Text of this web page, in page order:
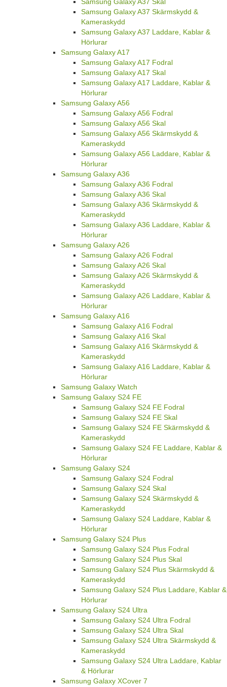
Samsung Galaxy A37 Skärmskydd &
Kameraskydd
Samsung Galaxy A37 Laddare, Kablar &
Hörlurar
Samsung Galaxy A17
Samsung Galaxy A17 Fodral
Samsung Galaxy A17 Skal
Samsung Galaxy A17 Laddare, Kablar &
Hörlurar
Samsung Galaxy A56
Samsung Galaxy A56 Fodral
Samsung Galaxy A56 Skal
Samsung Galaxy A56 Skärmskydd &
Kameraskydd
Samsung Galaxy A56 Laddare, Kablar &
Hörlurar
Samsung Galaxy A36
Samsung Galaxy A36 Fodral
Samsung Galaxy A36 Skal
Samsung Galaxy A36 Skärmskydd &
Kameraskydd
Samsung Galaxy A36 Laddare, Kablar &
Hörlurar
Samsung Galaxy A26
Samsung Galaxy A26 Fodral
Samsung Galaxy A26 Skal
Samsung Galaxy A26 Skärmskydd &
Kameraskydd
Samsung Galaxy A26 Laddare, Kablar &
Hörlurar
Samsung Galaxy A16
Samsung Galaxy A16 Fodral
Samsung Galaxy A16 Skal
Samsung Galaxy A16 Skärmskydd &
Kameraskydd
Samsung Galaxy A16 Laddare, Kablar &
Hörlurar
Samsung Galaxy Watch
Samsung Galaxy S24 FE
Samsung Galaxy S24 FE Fodral
Samsung Galaxy S24 FE Skal
Samsung Galaxy S24 FE Skärmskydd &
Kameraskydd
Samsung Galaxy S24 FE Laddare, Kablar &
Hörlurar
Samsung Galaxy S24
Samsung Galaxy S24 Fodral
Samsung Galaxy S24 Skal
Samsung Galaxy S24 Skärmskydd &
Kameraskydd
Samsung Galaxy S24 Laddare, Kablar &
Hörlurar
Samsung Galaxy S24 Plus
Samsung Galaxy S24 Plus Fodral
Samsung Galaxy S24 Plus Skal
Samsung Galaxy S24 Plus Skärmskydd &
Kameraskydd
Samsung Galaxy S24 Plus Laddare, Kablar &
Hörlurar
Samsung Galaxy S24 Ultra
Samsung Galaxy S24 Ultra Fodral
Samsung Galaxy S24 Ultra Skal
Samsung Galaxy S24 Ultra Skärmskydd &
Kameraskydd
Samsung Galaxy S24 Ultra Laddare, Kablar
& Hörlurar
Samsung Galaxy XCover 7